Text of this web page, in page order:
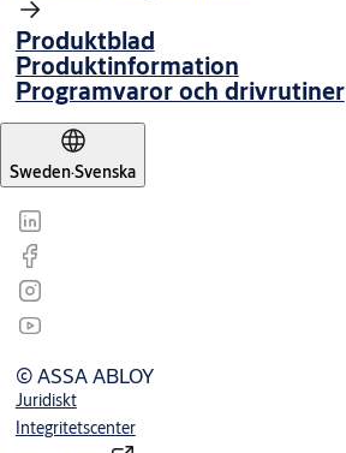
Produktblad
Produktinformation
Programvaror och drivrutiner
Sweden·Svenska
© ASSA ABLOY
Juridiskt
Integritetscenter